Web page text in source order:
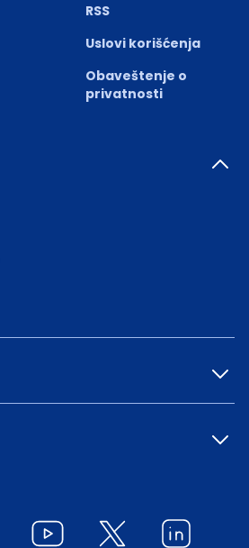
RSS
Uslovi korišćenja
Obaveštenje o
privatnosti